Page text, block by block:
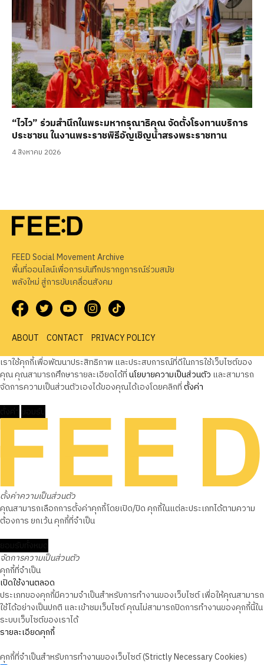
“ไวไว” ร่วมสำนึกในพระมหากรุณาธิคุณ จัดตั้งโรงทานบริการ
ประชาชน ในงานพระราชพิธีอัญเชิญน้ำสรงพระราชทาน
4 สิงหาคม 2026
FEED Social Movement Archive
พื้นที่ออนไลน์เพื่อการบันทึกปรากฏการณ์ร่วมสมัย
พลังใหม่ สู่การขับเคลื่อนสังคม
ABOUT CONTACT
PRIVACY POLICY
เราใช้คุกกี้เพื่อพัฒนาประสิทธิภาพ และประสบการณ์ที่ดีในการใช้เว็บไซต์ของ
คุณ คุณสามารถศึกษารายละเอียดได้ที่นโยบายความเป็นส่วนตัว และสามารถ
จัดการความเป็นส่วนตัวเองได้ของคุณได้เองโดยคลิกที่ตั้งค่า
ตั้งค่าความเป็นส่วนตัว
คุณสามารถเลือกการตั้งค่าคุกกี้โดยเปิด/ปิด คุกกี้ในแต่ละประเภทได้ตามความ
ต้องการ ยกเว้น คุกกี้ที่จำเป็น
จัดการความเป็นส่วนตัว
คุกกี้ที่จำเป็น
เปิดใช้งานตลอด
ประเภทของคุกกี้มีความจำเป็นสำหรับการทำงานของเว็บไซต์ เพื่อให้คุณสามารถ
ใช้ได้อย่างเป็นปกติ และเข้าชมเว็บไซต์ คุณไม่สามารถปิดการทำงานของคุกกี้นี้ใน
ระบบเว็บไซต์ของเราได้
รายละเอียดคุกกี้
คุกกี้ที่จำเป็นสำหรับการทำงานของเว็บไซต์ (Strictly Necessary Cookies)